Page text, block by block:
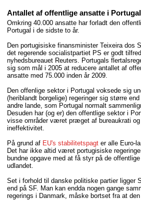
Antallet af offentlige ansatte i
Omkring 40.000 ansatte har forladt den
Portugal i de sidste to år.
Den portugisiske finansminister Teixeira dos
det regerende socialistpartiet PS er godt
nyhedsbureauet Reuters. Portugals
sig som mål i 2005 at reducere antallet af
ansatte med 75.000 inden år 2009.
Den offenlige sektor i Portugal voksede sig
(heriblandt borgelige) regeringer sig større
andre lande, som Portugal normalt
Desuden har (og er) den offentlige sektor i
visse områder været præget af bureaukrati og
ineffektivitet.
På grund af EU's stabilitetspagt er alle Euro-
Det har ikke altid været portugisiske
bundne opgave med at få styr på de
udlandet.
Set i forhold til danske politiske partier ligger
end på SF. Man kan endda nogen gange
regerings i Danmark, måske bortset fra at